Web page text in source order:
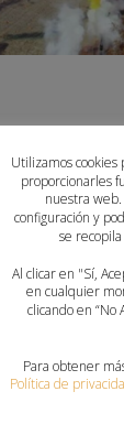
y las Fallas en la
los
el resto de
Utilizamos
proporcionarles
nuestra
configuración y
se
Al clicar en "Sí,
en cualquier
clicando en “No
Para obtener
Política de